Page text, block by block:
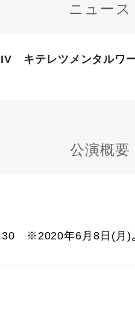
ニュース
キテレツメンタルワ
公演概要
※2020年6月8日(月)